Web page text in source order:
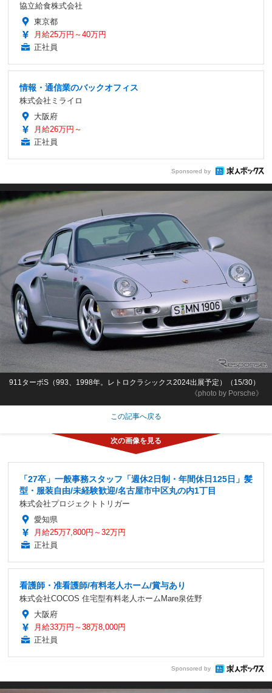
協立給食株式会社
東京都
月給25万円～40万円
正社員
情報・通信業のバックオフィス
株式会社ミライロ
大阪府
月給26万円～
正社員
Sponsored by
《photo by Porsche》
911ターボS（993、1998年。レトロクラシックス2024出展予定）（15/30）
この記事へ戻る
「27卒」一般事務スタッフ「週休2日制・年間休日125日」髪
型・服装自由/未経験歓迎/名古屋市中区丸の内1丁目
株式会社プロジェクトトリガー
愛知県
月給25万7,800円～32万円
正社員
看護師・准看護師/有料老人ホーム/賞与あり
株式会社COCOS 住宅型有料老人ホームMare泉佐野
大阪府
月給33万円～38万8,000円
正社員
Sponsored by